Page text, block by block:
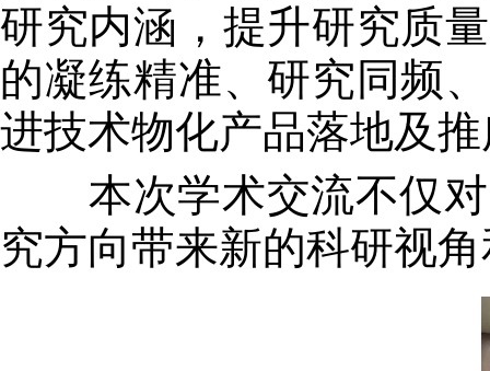
研究内涵，提升研究质
的凝练精准、研究同频
进技术物化产品落地及
本次学术交流不仅对
究方向带来新的科研视